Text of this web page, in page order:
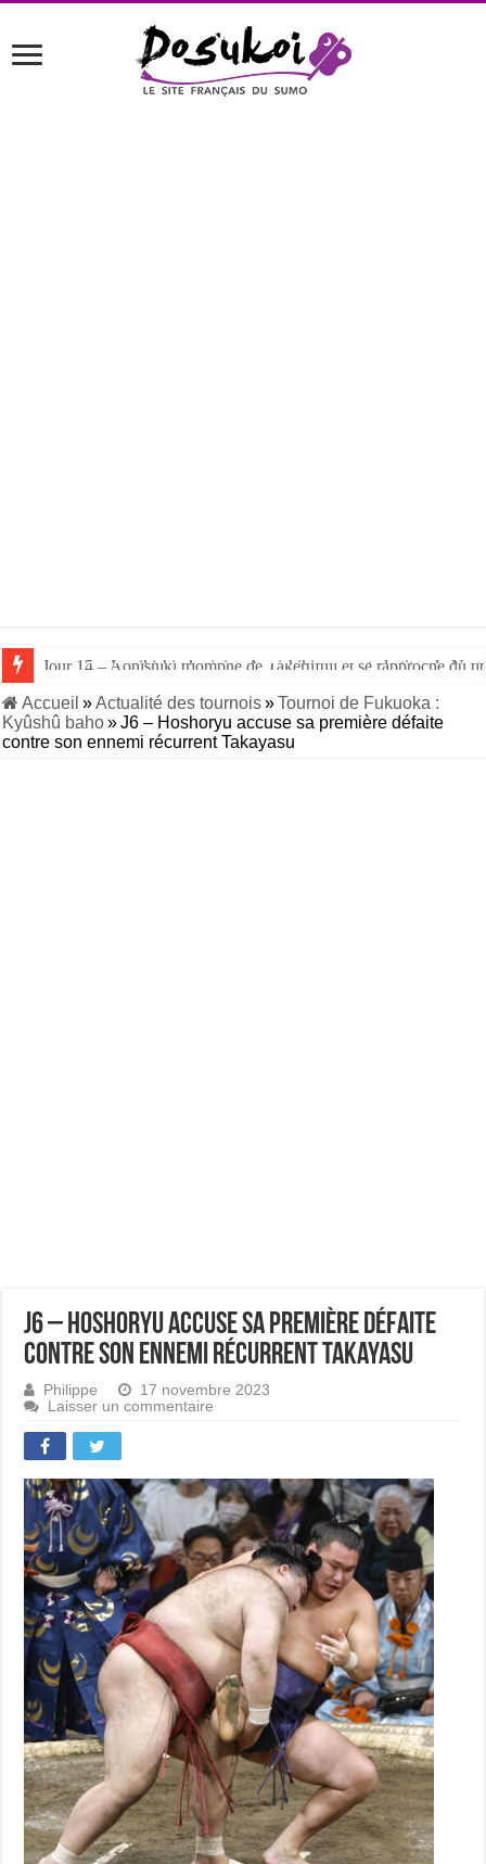
Jour 15 – Le rikishi ukrainien Aonishiki remporte le titre de
Jour 14 – Aonishiki triomphe de Takerufuji et se rapproche du
Accueil »Actualité des tournois»Tournoi de Fukuoka :
Kyûshû baho»J6 – Hoshoryu accuse sa première défaite
contre son ennemi récurrent Takayasu
J6 – Hoshoryu accuse sa première défaite
contre son ennemi récurrent Takayasu
Philippe
17 novembre 2023
Laisser un commentaire